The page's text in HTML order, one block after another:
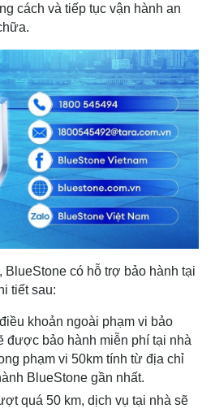
cách và tiếp tục vận hành an
có hỗ trợ bảo hành tại
tiết sau:
khoản ngoài phạm vi bảo
được bảo hành miễn phí tại nhà
phạm vi 50km tính từ địa chỉ
BlueStone gần nhất.
quá 50 km, dịch vụ tại nhà sẽ